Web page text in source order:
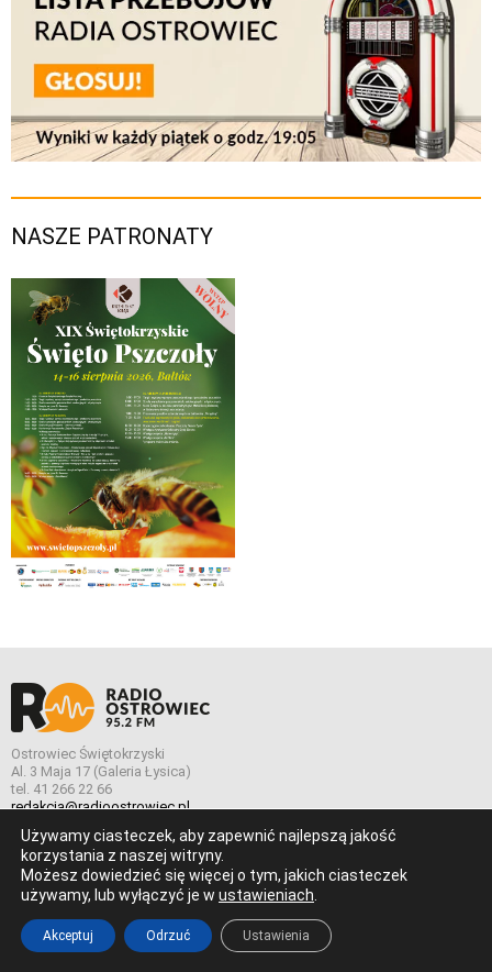
NASZE PATRONATY
Ostrowiec Świętokrzyski
Al. 3 Maja 17 (Galeria Łysica)
tel. 41 266 22 66
redakcja@radioostrowiec.pl
© Wszelkie prawa zastrzeżone. Radio Ostrowiec 2026 Radio
Ostrowiec.
Stworzone z
Używamy ciasteczek, aby zapewnić najlepszą jakość
korzystania z naszej witryny.
Możesz dowiedzieć się więcej o tym, jakich ciasteczek
używamy, lub wyłączyć je w ustawieniach
Akceptuj Odrzuć Ustawienia